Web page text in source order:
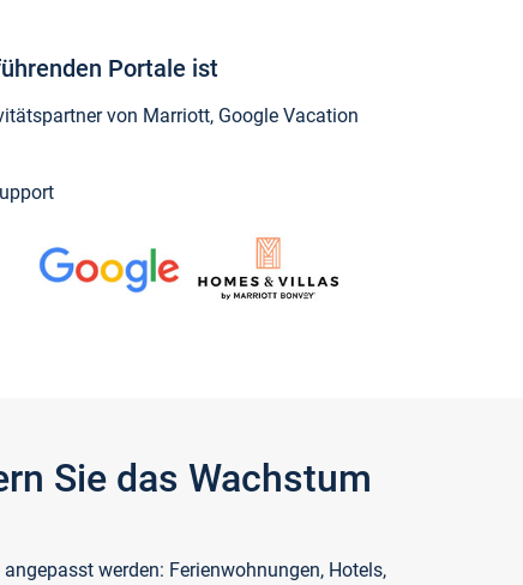
Portale ist
von Marriott, Google Vacation
Sie das Wachstum
werden: Ferienwohnungen, Hotels,